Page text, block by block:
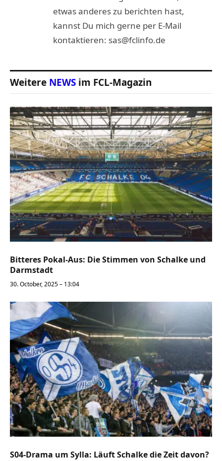
etwas anderes zu berichten hast,
kannst Du mich gerne per E-Mail
kontaktieren: sas@fclinfo.de
Weitere NEWS im FCL-Magazin
Bitteres Pokal-Aus: Die Stimmen von Schalke und
Darmstadt
30. October, 2025 – 13:04
S04-Drama um Sylla: Läuft Schalke die Zeit davon?